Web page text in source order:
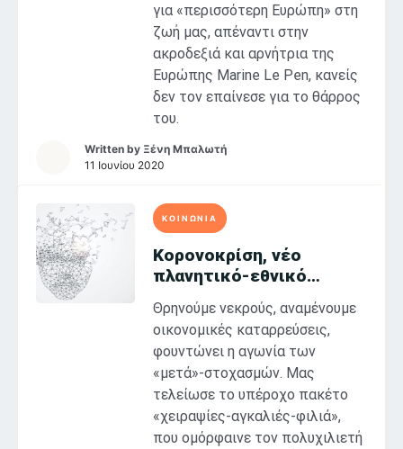
για «περισσότερη Ευρώπη» στη
ζωή μας, απέναντι στην
ακροδεξιά και αρνήτρια της
Ευρώπης Marine Le Pen, κανείς
δεν τον επαίνεσε για το θάρρος
του.
Written by Ξένη Μπαλωτή
11 Ιουνίου 2020
ΚΟΙΝΩΝΙΑ
Κορονοκρίση, νέο
πλανητικό-εθνικό
περιβάλλον
Θρηνούμε νεκρούς, αναμένουμε
οικονομικές καταρρεύσεις,
φουντώνει η αγωνία των
«μετά»-στοχασμών. Μας
τελείωσε το υπέροχο πακέτο
«χειραψίες-αγκαλιές-φιλιά»,
που ομόρφαινε τον πολυχιλιετή